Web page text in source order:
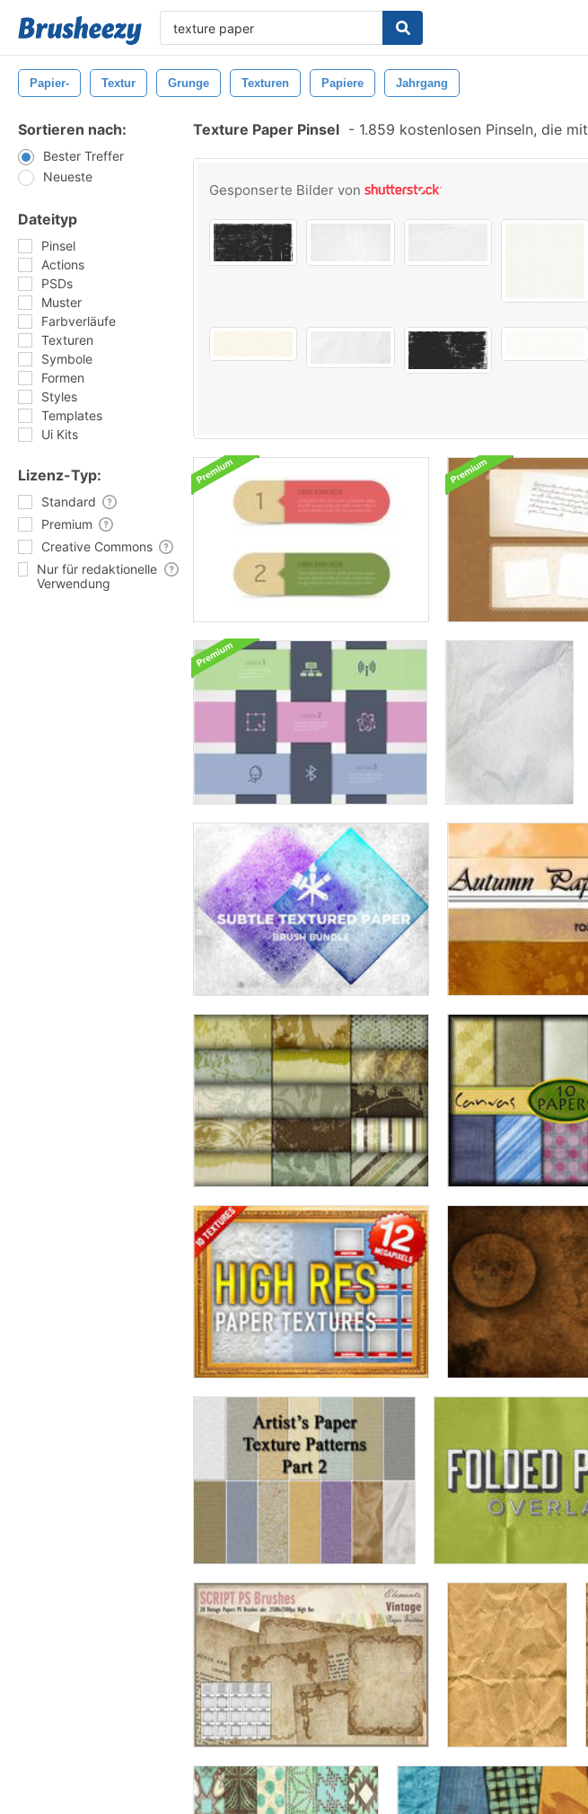
Papier- Textur Grunge Texturen Papiere Jahrgang
Sortieren nach:
Bester Treffer
Neueste
Dateityp
Pinsel
Actions
PSDs
Muster
Farbverläufe
Texturen
Symbole
Formen
Styles
Templates
Ui Kits
Lizenz-Typ:
Standard
Premium
Creative Commons
Nur für redaktionelle
Verwendung
Texture Paper Pinsel - 1.859 kostenlosen Pinseln, die mit
Gesponserte Bilder von